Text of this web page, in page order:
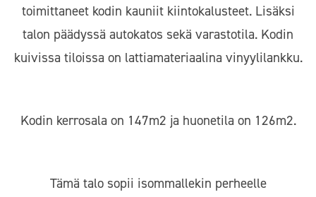
toimittaneet kodin kauniit kiintokalusteet. Lisäksi
talon päädyssä autokatos sekä varastotila. Kodin
kuivissa tiloissa on lattiamateriaalina vinyylilankku.
Kodin kerrosala on 147m2 ja huonetila on 126m2.
Tämä talo sopii isommallekin perheelle